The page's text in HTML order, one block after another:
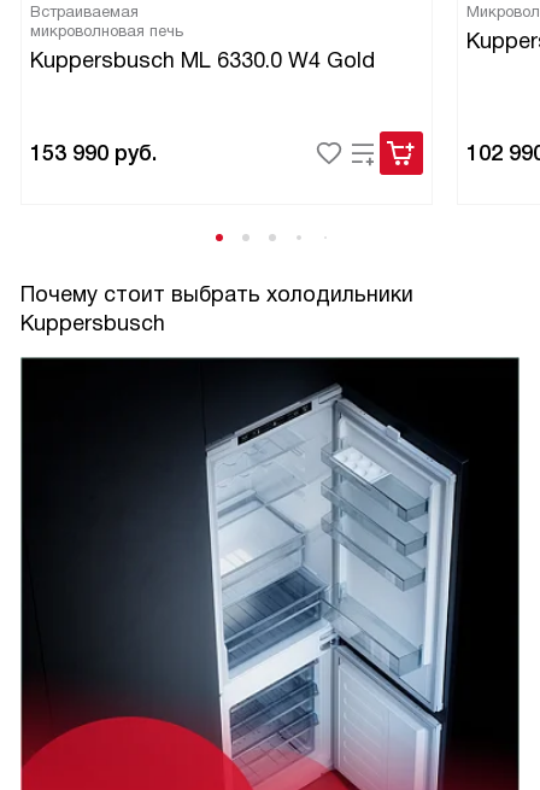
Встраиваемая
микроволновая печь
Kuppersbusch ML 6330.0 W4 Gold
153 990 руб. 102
Почему стоит выбрать холодильники
Kuppersbusch